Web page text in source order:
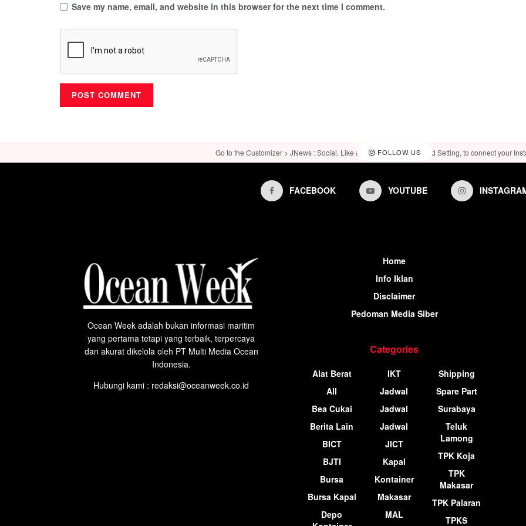
Save my name, email, and website in this browser for the next time I comment.
FOLLOW US
Go to the Customizer > JNews : Social, Like & View > Instagram Feed Setting, to connect your
FACEBOOK YOUTUBE
Ocean Week adalah bukan informasi maritim
yang pertama tetapi yang terbaik, terpercaya
dan akurat dikelola oleh PT Multi Media Ocean
Indonesia.
Hubungi kami : redaksi@oceanweek.co.id
Home
Info Iklan
Disclaimer
Pedoman Media Siber
Categories
Alat Berat
All
Bea Cukai
Berita Lain
BICT
BJTI
Bursa
Bursa Kapal
Depo
IKT
Jadwal
Jadwal
Jadwal
JICT
Kapal
Kontainer
Makasar
MAL
Shipping
Spare Part
Surabaya
Teluk
Lamong
TPK Koja
TPK
Makasar
TPK Palaran
TPKS